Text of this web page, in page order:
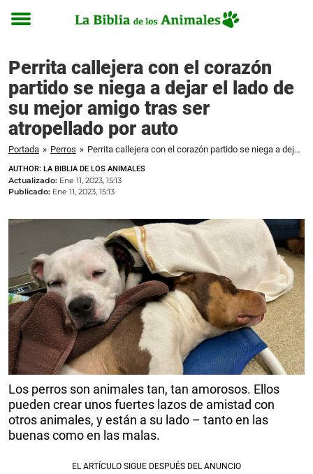
Toggle
Perrita callejera con el corazón
partido se niega a dejar el lado de
su mejor amigo tras ser
atropellado por auto
Portada » Perros » Perrita callejera con el corazón partido se niega a dejar el lado de su mejor amigo tras ser atropellado por auto
AUTHOR: LA BIBLIA DE LOS ANIMALES
Actualizado: Ene 11, 2023, 15:13
Publicado: Ene 11, 2023, 15:13
Los perros son animales tan, tan amorosos. Ellos
pueden crear unos fuertes lazos de amistad con
otros animales, y están a su lado – tanto en las
buenas como en las malas.